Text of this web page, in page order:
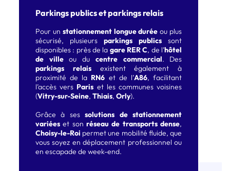
Parkings publics et parkings relais
Pour un stationnement longue durée ou plus
sécurisé, plusieursparkings publics sont
disponibles : près de la gare RER C, de l’hôtel
de villeou du centre commercial. Des
parkings relaisexistent également à
proximité de la RN6 et de l’A86, facilitant
l’accès vers Paris et les communes voisines
(Vitry-sur-Seine, Thiais, Orly).
Grâce à sessolutions de stationnement
variéeset sonréseau de transports dense,
Choisy-le-Roi permet une mobilité fluide, que
vous soyez en déplacement professionnel ou
en escapade de week-end.